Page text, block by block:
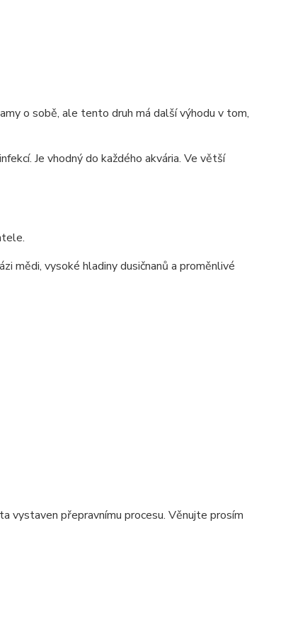
o sobě, ale tento druh má další výhodu v tom,
Je vhodný do každého akvária. Ve větší
mědi, vysoké hladiny dusičnanů a proměnlivé
vystaven přepravnímu procesu. Věnujte prosím